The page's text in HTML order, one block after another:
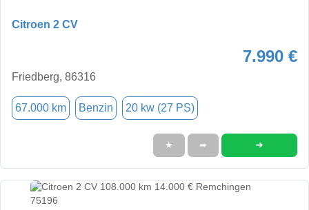
Citroen 2 CV
7.990 €
Friedberg, 86316
67.000 km Benzin 20 kw (27 PS)
★ ➦ ➜